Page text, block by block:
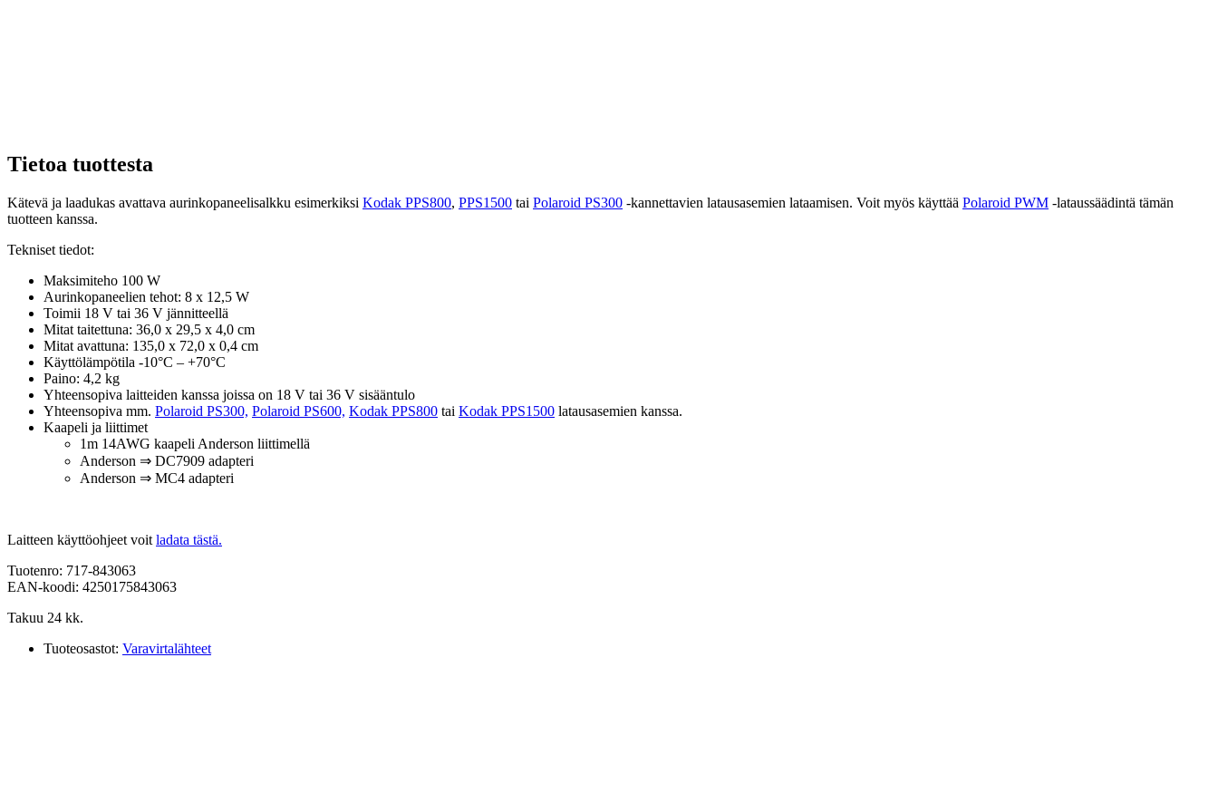
Tietoa tuottesta
Kätevä ja laadukas avattava aurinkopaneelisalkku esimerkiksi Kodak PPS800, PPS1500 tai Polaroid PS300 -kannettavien latausasemien lataamisen. Voit myös käyttää Polaroid PWM -lataussäädintä tämän
tuotteen kanssa.
Tekniset tiedot:
Maksimiteho 100 W
Aurinkopaneelien tehot: 8 x 12,5 W
Toimii 18 V tai 36 V jännitteellä
Mitat taitettuna: 36,0 x 29,5 x 4,0 cm
Mitat avattuna: 135,0 x 72,0 x 0,4 cm
Käyttölämpötila -10°C – +70°C
Paino: 4,2 kg
Yhteensopiva laitteiden kanssa joissa on 18 V tai 36 V sisääntulo
Yhteensopiva mm. Polaroid PS300, Polaroid PS600, Kodak PPS800 tai Kodak PPS1500 latausasemien kanssa.
Kaapeli ja liittimet
1m 14AWG kaapeli Anderson liittimellä
Anderson ⇒ DC7909 adapteri
Anderson ⇒ MC4 adapteri
Laitteen käyttöohjeet voit ladata tästä.
Tuotenro: 717-843063
EAN-koodi: 4250175843063
Takuu 24 kk.
Tuoteosastot: Varavirtalähteet